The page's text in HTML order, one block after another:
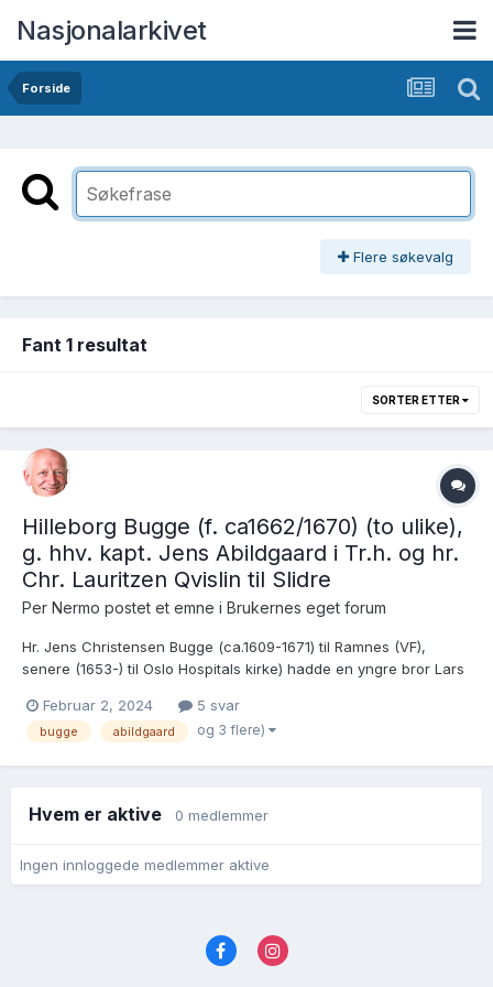
Nasjonalarkivet
Forside
Flere søkevalg
Fant 1 resultat
SORTER ETTER
Hilleborg Bugge (f. ca1662/1670) (to ulike),
g. hhv. kapt. Jens Abildgaard i Tr.h. og hr.
Chr. Lauritzen Qvislin til Slidre
Per Nermo postet et emne i Brukernes eget forum
Hr. Jens Christensen Bugge (ca.1609-1671) til Ramnes (VF),
senere (1653-) til Oslo Hospitals kirke) hadde en yngre bror Lars
Slidre, Valdres. Jeg har notert meg at det finnes motstridende
opplysninger om hvordan mulige døtre...
Februar 2, 2024 5 svar
bugge abildgaard og 3 flere)
Hvem er aktive 0 medlemmer
Ingen innloggede medlemmer aktive